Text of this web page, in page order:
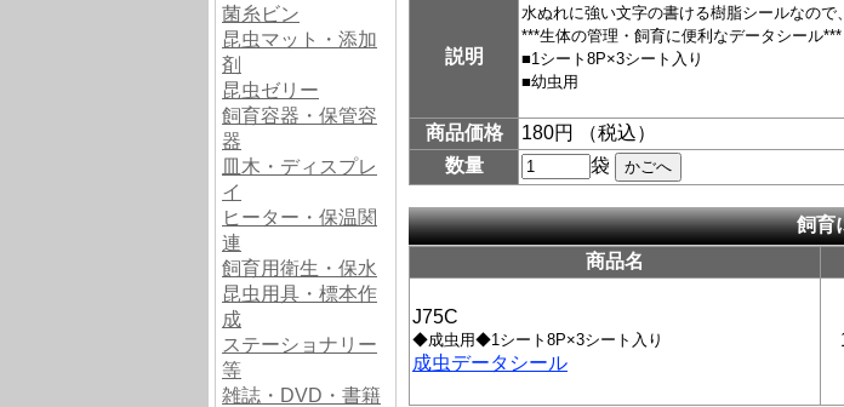
菌糸ビン
昆虫マット・添加
剤
昆虫ゼリー
飼育容器・保管容
器
皿木・ディスプレ
イ
ヒーター・保温関
連
飼育用衛生・保水
昆虫用具・標本作
成
ステーショナリー
等
雑誌・DVD・書籍
説明
水ぬれに強い文字の書ける樹脂シールなの
***生体の管理・飼育に便利なデータシール***
■1シート8P×3シート入り
■幼虫用
商品価格
180円 （税込）
数量
袋
飼育
商品名
J75C
◆成虫用◆1シート8P×3シート入り
成虫データシール